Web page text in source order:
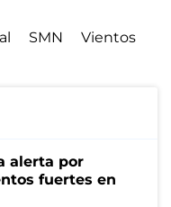
SMN Vientos
alerta por
fuertes en